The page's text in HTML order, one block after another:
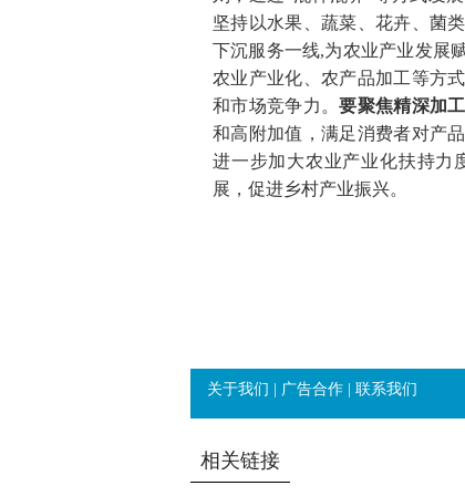
坚持以水果、蔬菜、花卉、菌
下沉服务一线,为农业产业发展
农业产业化、农产品加工等方
和市场竞争力。要聚焦精深加工
和高附加值，满足消费者对产
进一步加大农业产业化扶持力
展，促进乡村产业振兴。
关于我们 广告合作 联系我们
相关链接